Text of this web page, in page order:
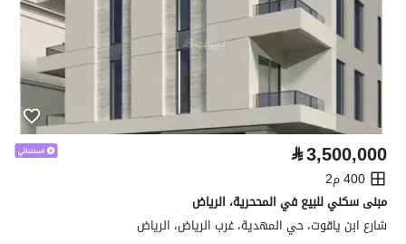
⃁3,500,000
400 م2
مبنى سكني للبيع في المححرية، الرياض
شارع ابن ياقوت، حي المهدية، غرب الرياض، الرياض